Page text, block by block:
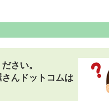
さい。
んドットコムは